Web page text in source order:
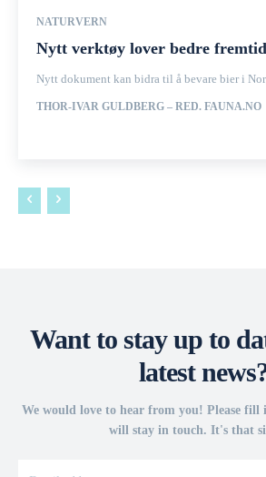
NATURVERN
Nytt verktøy lover bedre
Nytt dokument kan bidra til å bevare bier i
THOR-IVAR GULDBERG – RED. FAUNA.NO
Want to stay up to
latest
We would love to hear from you! Please fill
will stay in touch. It's that